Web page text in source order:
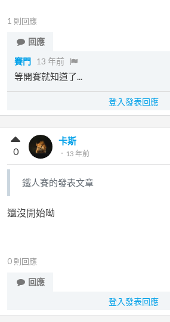
1 則回應
回應
賽門 13 年前
等開賽就知道了...
登入發表回應
卡斯
． 13 年前
0
鐵人賽的發表文章
還沒開始呦
0 則回應
回應
登入發表回應